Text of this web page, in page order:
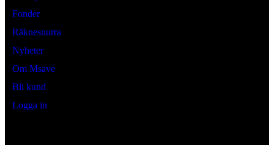
Fonder
Räknesnurra
Nyheter
Om Msave
Bli kund
Logga in